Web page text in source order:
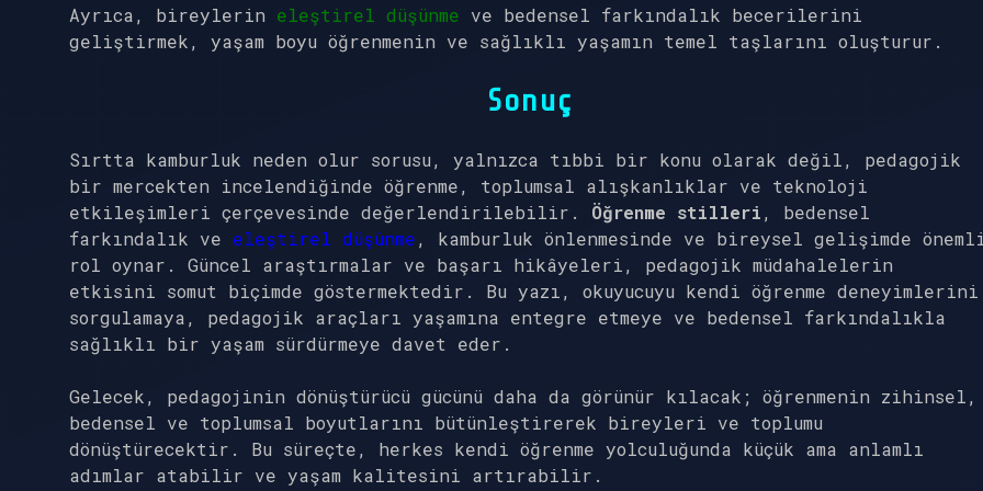
Ayrıca, bireylerin eleştirel düşünme ve bedensel farkındalık becerilerini
geliştirmek, yaşam boyu öğrenmenin ve sağlıklı yaşamın temel taşlarını oluşturur.
Sonuç
Sırtta kamburluk neden olur sorusu, yalnızca tıbbi bir konu olarak değil, pedagojik
bir mercekten incelendiğinde öğrenme, toplumsal alışkanlıklar ve teknoloji
etkileşimleri çerçevesinde değerlendirilebilir. Öğrenme stilleri, bedensel
farkındalık ve eleştirel düşünme, kamburluk önlenmesinde ve bireysel gelişimde
rol oynar. Güncel araştırmalar ve başarı hikâyeleri, pedagojik müdahalelerin
etkisini somut biçimde göstermektedir. Bu yazı, okuyucuyu kendi öğrenme deneyimlerini
sorgulamaya, pedagojik araçları yaşamına entegre etmeye ve bedensel farkındalıkla
sağlıklı bir yaşam sürdürmeye davet eder.
Gelecek, pedagojinin dönüştürücü gücünü daha da görünür kılacak; öğrenmenin zihinsel,
bedensel ve toplumsal boyutlarını bütünleştirerek bireyleri ve toplumu
dönüştürecektir. Bu süreçte, herkes kendi öğrenme yolculuğunda küçük ama anlamlı
adımlar atabilir ve yaşam kalitesini artırabilir.